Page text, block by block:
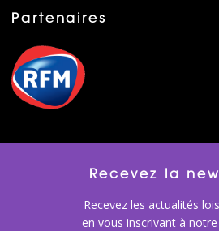
Partenaires
Recevez la
Recevez les actualités
en vous inscrivant à